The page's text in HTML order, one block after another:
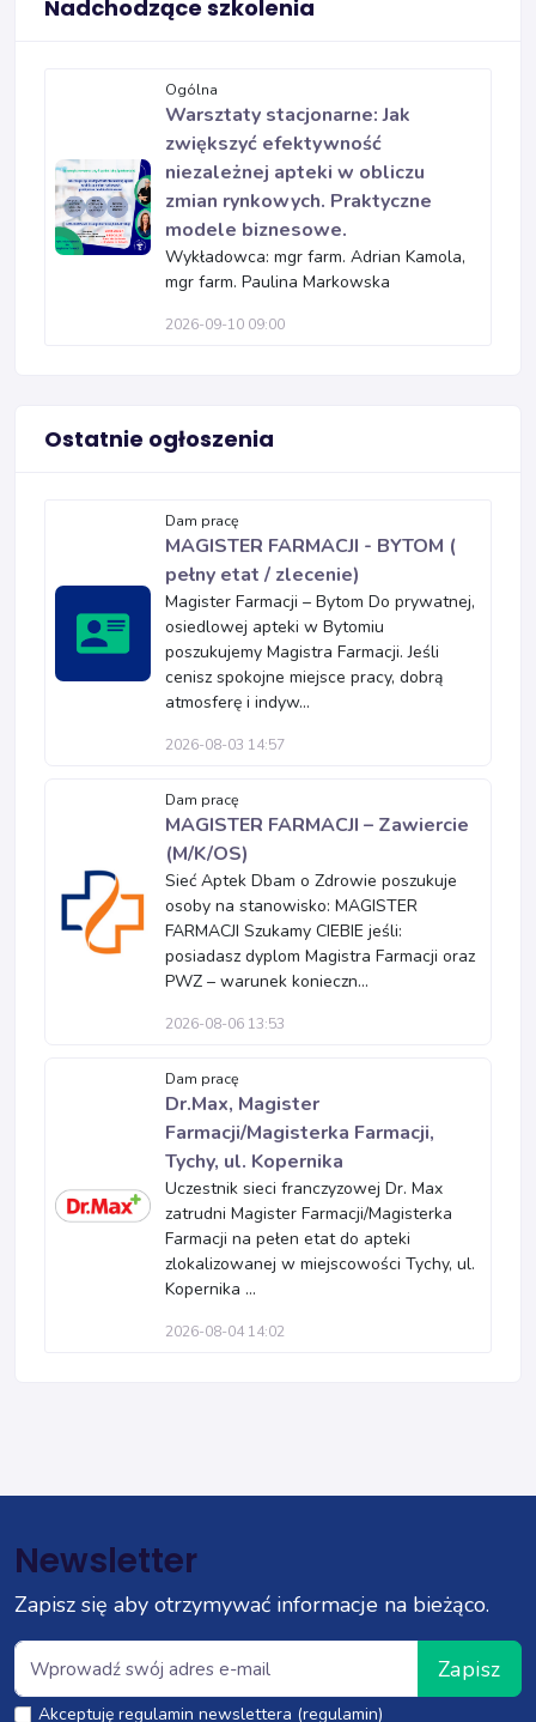
Nadchodzące szkolenia
Ogólna
Warsztaty stacjonarne: Jak
zwiększyć efektywność
niezależnej apteki w obliczu
zmian rynkowych. Praktyczne
modele biznesowe.
Wykładowca: mgr farm. Adrian Kamola,
mgr farm. Paulina Markowska
2026-09-10 09:00
Ostatnie ogłoszenia
Dam pracę
MAGISTER FARMACJI - BYTOM (
pełny etat / zlecenie)
Magister Farmacji – Bytom Do prywatnej,
osiedlowej apteki w Bytomiu
poszukujemy Magistra Farmacji. Jeśli
cenisz spokojne miejsce pracy, dobrą
atmosferę i indyw...
2026-08-03 14:57
Dam pracę
MAGISTER FARMACJI – Zawiercie
(M/K/OS)
Sieć Aptek Dbam o Zdrowie poszukuje
osoby na stanowisko: MAGISTER
FARMACJI Szukamy CIEBIE jeśli:
posiadasz dyplom Magistra Farmacji oraz
PWZ – warunek konieczn...
2026-08-06 13:53
Dam pracę
Dr.Max, Magister
Farmacji/Magisterka Farmacji,
Tychy, ul. Kopernika
Uczestnik sieci franczyzowej Dr. Max
zatrudni Magister Farmacji/Magisterka
Farmacji na pełen etat do apteki
zlokalizowanej w miejscowości Tychy, ul.
Kopernika ...
2026-08-04 14:02
Newsletter
Zapisz się aby otrzymywać informacje na bieżąco.
Zapisz
Akceptuję regulamin newslettera (regulamin)